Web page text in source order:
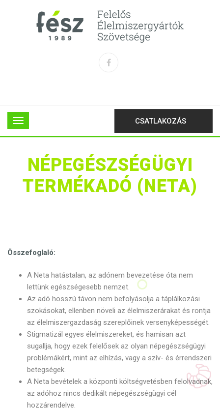
CSATLAKOZÁS
NÉPEGÉSZSÉGÜGYI
TERMÉKADÓ (NETA)
Összefoglaló:
A Neta hatástalan, az adónem bevezetése óta nem
lettünk egészségesebb nemzet.
Az adó hosszú távon nem befolyásolja a táplálkozási
szokásokat, ellenben növeli az élelmiszerárakat és rontja
az élelmiszergazdaság szereplőinek versenyképességét.
Stigmatizál egyes élelmiszereket, és hamisan azt
sugallja, hogy ezek felelősek az olyan népegészségügyi
problémákért, mint az elhízás, vagy a szív- és érrendszeri
betegségek.
A Neta bevételek a központi költségvetésben felolvadnak,
az adóhoz nincs dedikált népegészségügyi cél
hozzárendelve.